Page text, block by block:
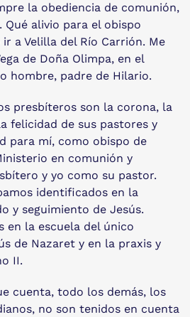
la obediencia de comunión,
Qué alivio para el obispo
a Velilla del Río Carrión. Me
de Doña Olimpa, en el
hombre, padre de Hilario.
presbíteros son la corona, la
felicidad de sus pastores y
para mí, como obispo de
en comunión y
y yo como su pastor.
identificados en la
y seguimiento de Jesús.
en la escuela del único
de Nazaret y en la praxis y
II.
cuenta, todo los demás, los
no son tenidos en cuenta